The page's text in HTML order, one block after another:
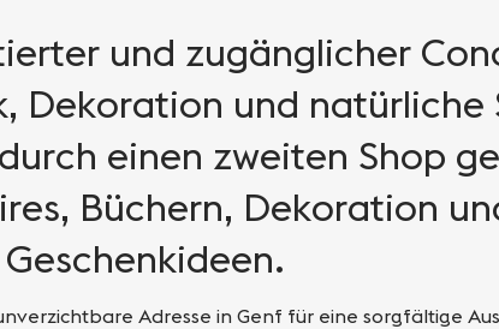
und zugänglicher
Dekoration und
einen zweiten Shop
Büchern, Dekoration
Adresse in Genf für eine sorgfältige